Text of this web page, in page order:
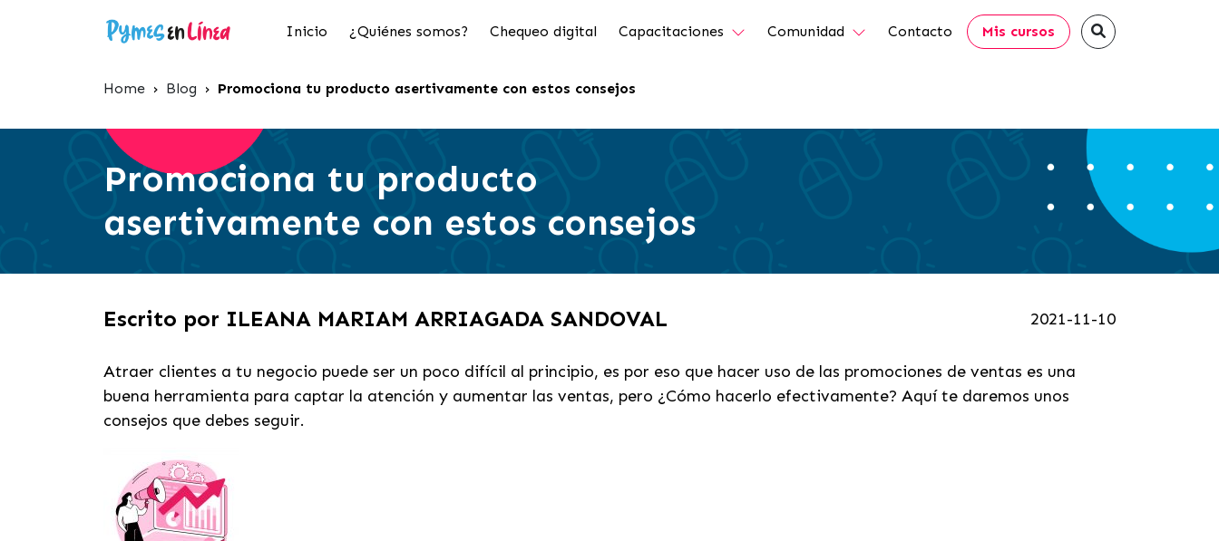
Inicio ¿Quiénes somos? Chequeo digital Capacitaciones Comunidad Contacto Mis cursos
Home › Blog › Promociona tu producto asertivamente con estos consejos
Promociona tu producto
asertivamente con estos consejos
Escrito por ILEANA MARIAM ARRIAGADA SANDOVAL 2021-11-10
Atraer clientes a tu negocio puede ser un poco difícil al principio, es por eso que hacer uso de las promociones de ventas es una
buena herramienta para captar la atención y aumentar las ventas, pero ¿Cómo hacerlo efectivamente? Aquí te daremos unos
consejos que debes seguir.